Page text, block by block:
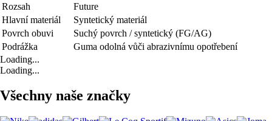
Rozsah
Future
Hlavní materiál
Syntetický materiál
Povrch obuvi
Suchý povrch / syntetický (FG/AG)
Podrážka
Guma odolná vůči abrazivnímu opotřebení
Loading...
Loading...
Všechny naše značky